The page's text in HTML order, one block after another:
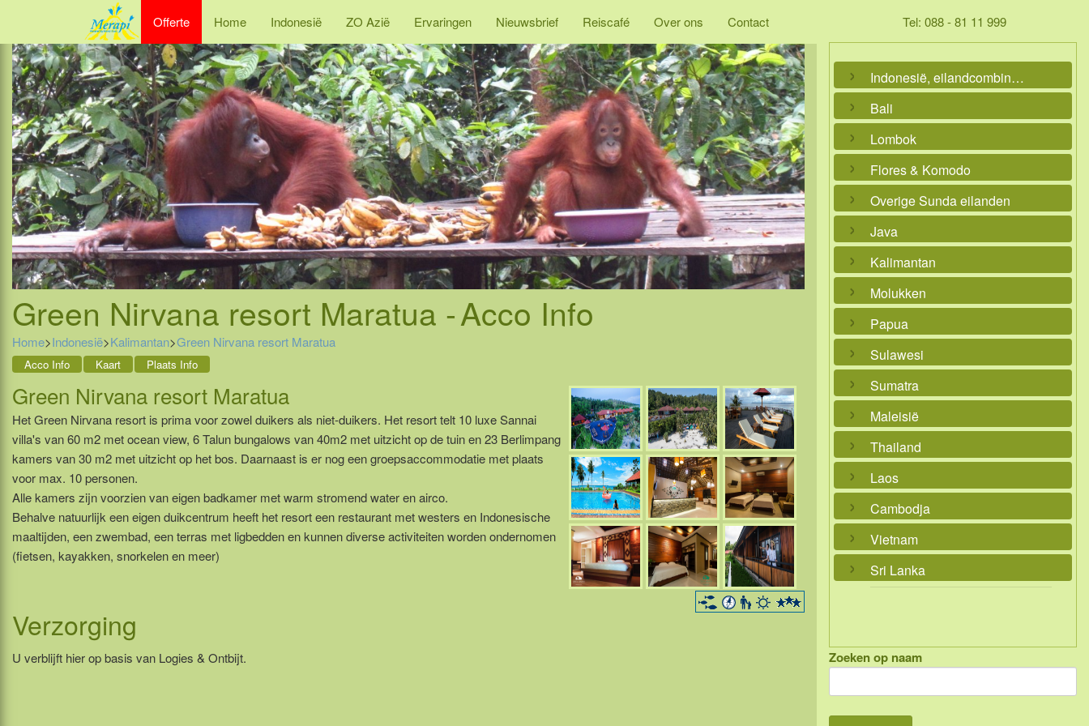
Offerte Home Indonesië ZO Azië Ervaringen Nieuwsbrief Reiscafé Over ons Contact Tel: 088 - 81 11 999
Green Nirvana resort Maratua -Acco Info
Home>Indonesië>Kalimantan>Green Nirvana resort Maratua
Acco Info Kaart Plaats Info
Green Nirvana resort Maratua
Het Green Nirvana resort is prima voor zowel duikers als niet-duikers. Het resort telt 10 luxe Sannai
villa's van 60 m2 met ocean view, 6 Talun bungalows van 40m2 met uitzicht op de tuin en 23 Berlimpang
kamers van 30 m2 met uitzicht op het bos. Daarnaast is er nog een groepsaccommodatie met plaats
voor max. 10 personen.
Alle kamers zijn voorzien van eigen badkamer met warm stromend water en airco.
Behalve natuurlijk een eigen duikcentrum heeft het resort een restaurant met westers en Indonesische
maaltijden, een zwembad, een terras met ligbedden en kunnen diverse activiteiten worden ondernomen
(fietsen, kayakken, snorkelen en meer)
Verzorging
U verblijft hier op basis van Logies & Ontbijt.
Indonesië, eilandcombinaties
Bali
Lombok
Flores & Komodo
Overige Sunda eilanden
Java
Kalimantan
Molukken
Papua
Sulawesi
Sumatra
Maleisië
Thailand
Laos
Cambodja
Vietnam
Sri Lanka
Zoeken op naam